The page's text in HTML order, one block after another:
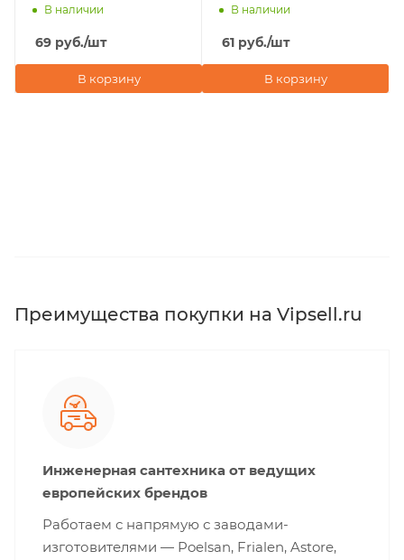
В наличии
69 руб./шт
В корзину
В наличии
61 руб./шт
В корзину
Преимущества покупки на Vipsell.ru
Инженерная сантехника от ведущих
европейских брендов
Работаем с напрямую с заводами-
изготовителями — Poelsan, Frialen, Astore,